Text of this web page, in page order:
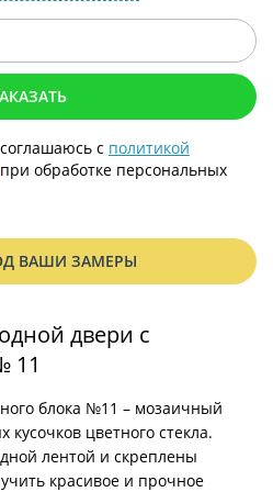
с политикой
при обработке персональных
ВАШИ ЗАМЕРЫ
двери с
11
блока №11 – мозаичный
цветного стекла.
лентой и скреплены
красивое и прочное